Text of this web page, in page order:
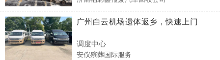
广州白云机场遗体返乡，快速上门
调度中心
安仪殡葬国际服务